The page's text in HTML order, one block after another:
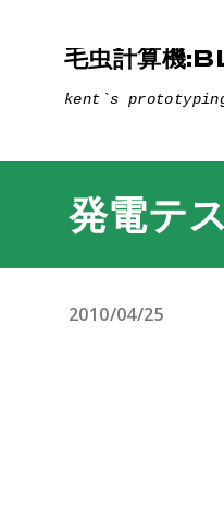
毛虫計算機
kent`s prototyping
発電テ
2010/04/25